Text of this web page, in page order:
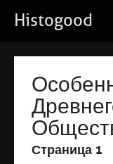
Histogood
Страница 1